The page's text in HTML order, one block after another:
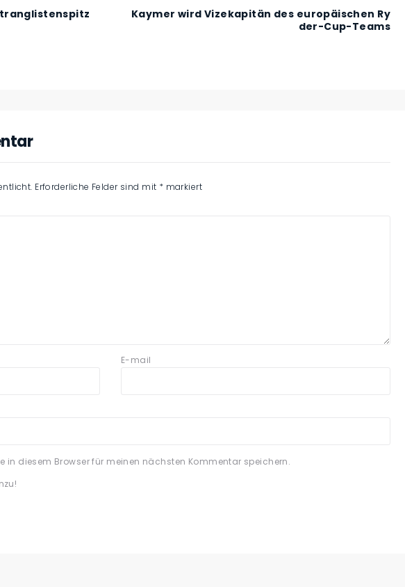
Kaymer wird Vizekapitän des europäischen Ry
der-Cup-Teams
Erforderliche Felder sind mit * markiert
E-mail
in diesem Browser für meinen nächsten Kommentar speichern.